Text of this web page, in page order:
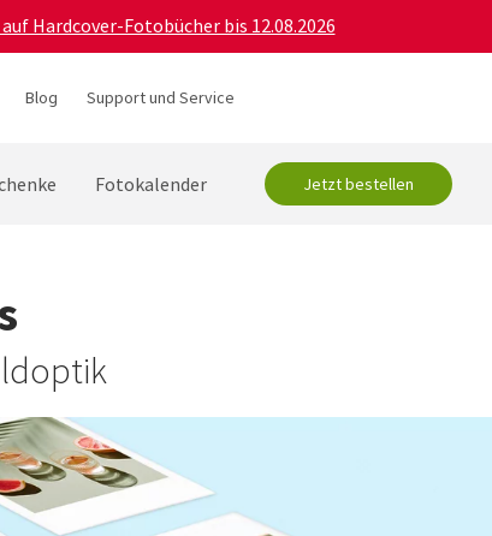
Hardcover-Fotobücher bis 12.08.2026
Blog Support und Service
Fotokalender Jetzt bestellen